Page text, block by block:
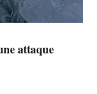
attaque